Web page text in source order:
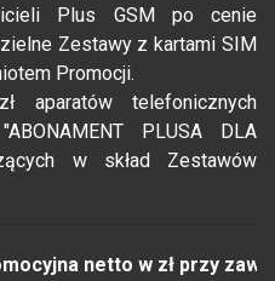
Plus GSM po cenie
Zestawy z kartami SIM
Promocji.
aparatów telefonicznych
PLUSA DLA
w skład Zestawów
netto w zł przy